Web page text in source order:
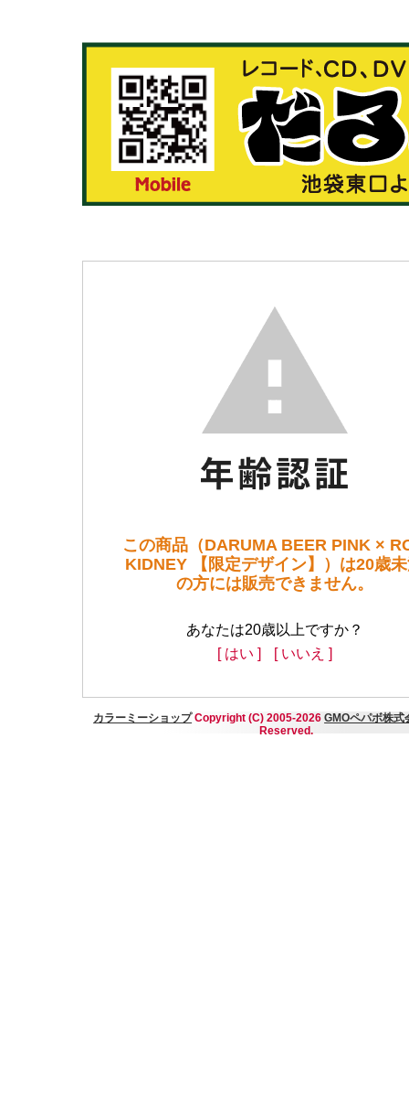
この商品（DARUMA BEER PINK ×
KIDNEY 【限定デザイン】）は20歳
の方には販売できません。
あなたは20歳以上ですか？
[ はい ]
[ いいえ ]
カラーミーショップCopyright (C) 2005-2026GMOペパボ株式
Reserved.